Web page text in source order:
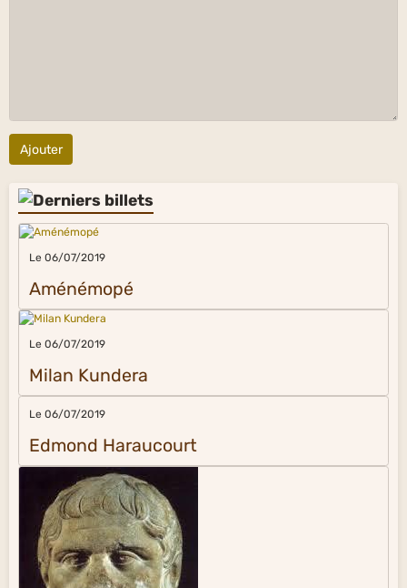
Ajouter
Le 06/07/2019
Aménémopé
Le 06/07/2019
Milan Kundera
Le 06/07/2019
Edmond Haraucourt